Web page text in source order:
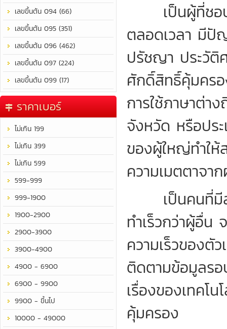
เลขขึ้นต้น 094 (66)
เลขขึ้นต้น 095 (351)
เลขขึ้นต้น 096 (462)
เลขขึ้นต้น 097 (224)
เลขขึ้นต้น 099 (17)
ราคาเบอร์
ไม่เกิน 199
ไม่เกิน 399
ไม่เกิน 599
599-999
999-1900
1900-2900
2900-3900
3900-4900
4900 - 6900
6900 - 9900
9900 - ขึ้นไป
10000 - 49000
เป็นผู้ที่ชอบพั
ตลอดเวลา มีปั
ปรัชญา ประวัติ
ศักดิ์สิทธิ์คุ้มคร
การใช้ภาษาต่า
จังหวัด หรือปร
ของผู้ใหญ่ทำใ
ความเมตตาจา
เป็นคนที่มีส
ทำเร็วกว่าผู้อื่น
ความเร็วของตั
ติดตามข้อมูลรอ
เรื่องของเทคโ
คุ้มครอง